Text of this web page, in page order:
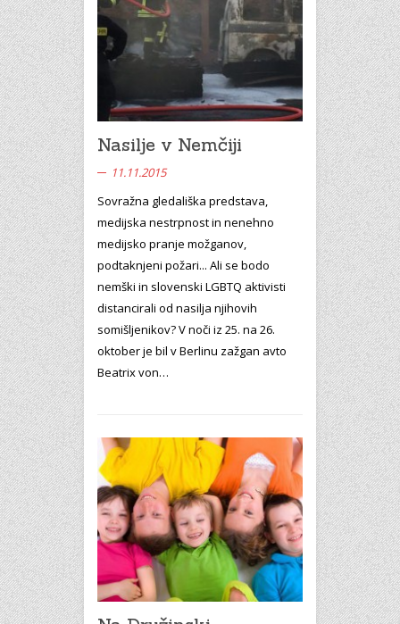
Nasilje v Nemčiji
11.11.2015
Sovražna gledališka predstava,
medijska nestrpnost in nenehno
medijsko pranje možganov,
podtaknjeni požari... Ali se bodo
nemški in slovenski LGBTQ aktivisti
distancirali od nasilja njihovih
somišljenikov? V noči iz 25. na 26.
oktober je bil v Berlinu zažgan avto
Beatrix von…